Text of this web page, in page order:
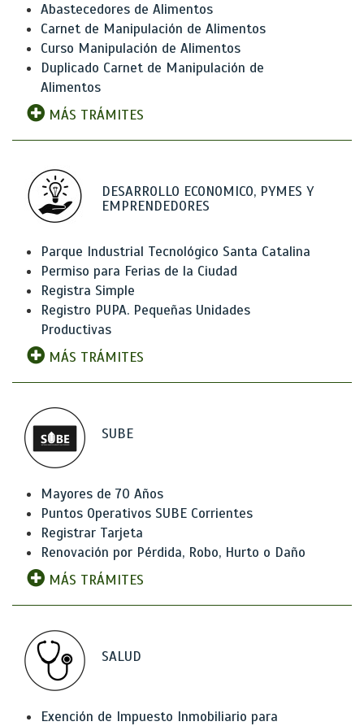
Abastecedores de Alimentos
Carnet de Manipulación de Alimentos
Curso Manipulación de Alimentos
Duplicado Carnet de Manipulación de
Alimentos
MÁS TRÁMITES
DESARROLLO ECONOMICO, PYMES Y
EMPRENDEDORES
Parque Industrial Tecnológico Santa Catalina
Permiso para Ferias de la Ciudad
Registra Simple
Registro PUPA. Pequeñas Unidades
Productivas
MÁS TRÁMITES
SUBE
Mayores de 70 Años
Puntos Operativos SUBE Corrientes
Registrar Tarjeta
Renovación por Pérdida, Robo, Hurto o Daño
MÁS TRÁMITES
SALUD
Exención de Impuesto Inmobiliario para